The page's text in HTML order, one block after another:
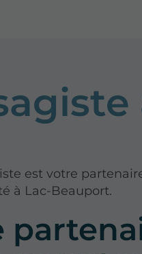
est votre
à Lac-Beauport.